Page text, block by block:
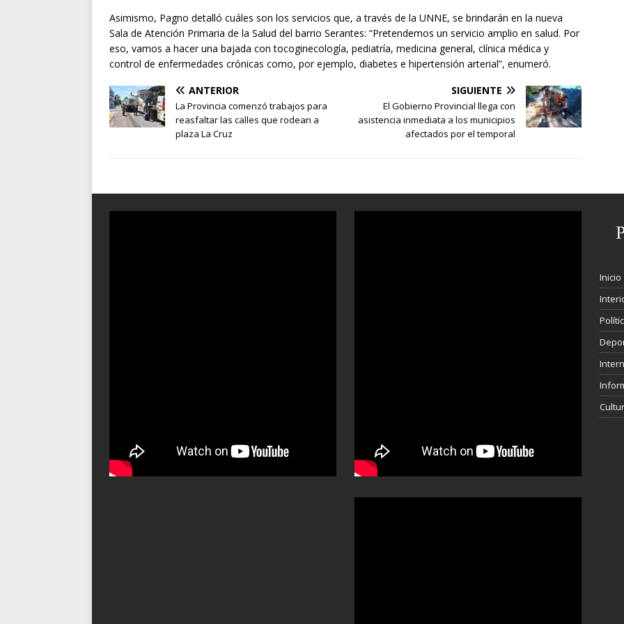
Asimismo, Pagno detalló cuáles son los servicios que, a través de la UNNE, se brindarán en la nueva
Sala de Atención Primaria de la Salud del barrio Serantes: “Pretendemos un servicio amplio en salud. Por
eso, vamos a hacer una bajada con tocoginecología, pediatría, medicina general, clínica médica y
control de enfermedades crónicas como, por ejemplo, diabetes e hipertensión arterial”, enumeró.
ANTERIOR
La Provincia comenzó trabajos para
reasfaltar las calles que rodean a
plaza La Cruz
SIGUIENTE
El Gobierno Provincial llega con
asistencia inmediata a los municipios
afectados por el temporal
Inicio